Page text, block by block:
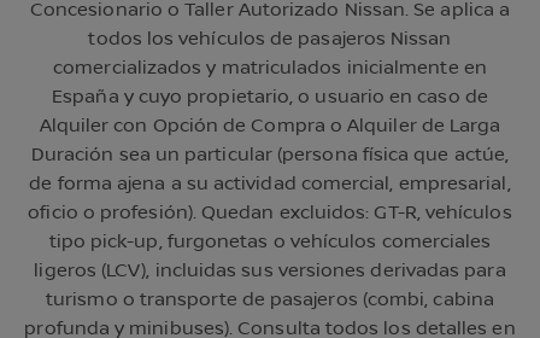
Concesionario o Taller Autorizado Nissan. Se aplica a
todos los vehículos de pasajeros Nissan
comercializados y matriculados inicialmente en
España y cuyo propietario, o usuario en caso de
Alquiler con Opción de Compra o Alquiler de Larga
Duración sea un particular (persona física que actúe,
de forma ajena a su actividad comercial, empresarial,
oficio o profesión). Quedan excluidos: GT-R, vehículos
tipo pick-up, furgonetas o vehículos comerciales
ligeros (LCV), incluidas sus versiones derivadas para
turismo o transporte de pasajeros (combi, cabina
profunda y minibuses). Consulta todos los detalles en